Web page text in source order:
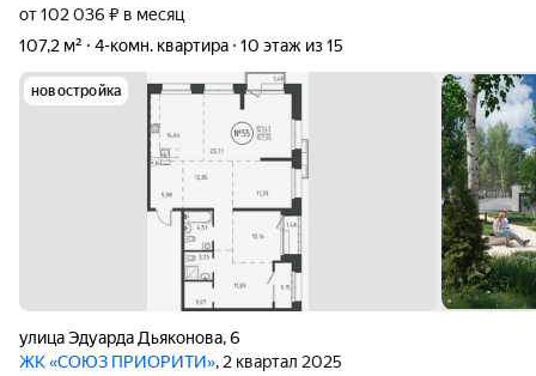
от 102 036 ₽ в месяц
107,2 м²
4-комн. квартира 10 этаж из 15
новостройка
улица Эдуарда Дьяконова,6
ЖК «СОЮЗ ПРИОРИТИ», 2 квартал 2025